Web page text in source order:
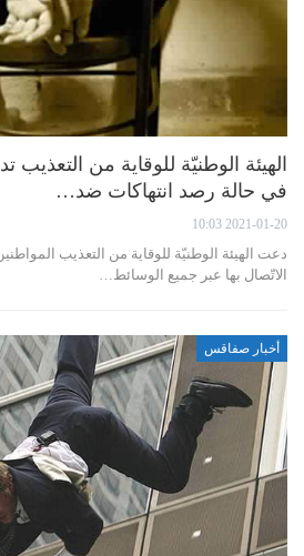
الهيئة الوطنيّة للوقاية من التعذيب
في حالة رصد انتهاكات ضد…
2021-01-20 10:03
دعت الهيئة الوطنيّة للوقاية من التعذيب
الاتّصال بها عبر جميع الوسائط…
أخبار صفاقس